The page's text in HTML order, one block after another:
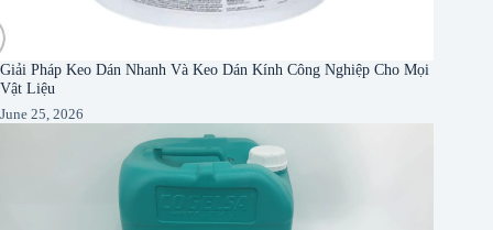
Giải Pháp Keo Dán Nhanh Và Keo Dán Kính Công Nghiệp Cho Mọi
Vật Liệu
June 25, 2026